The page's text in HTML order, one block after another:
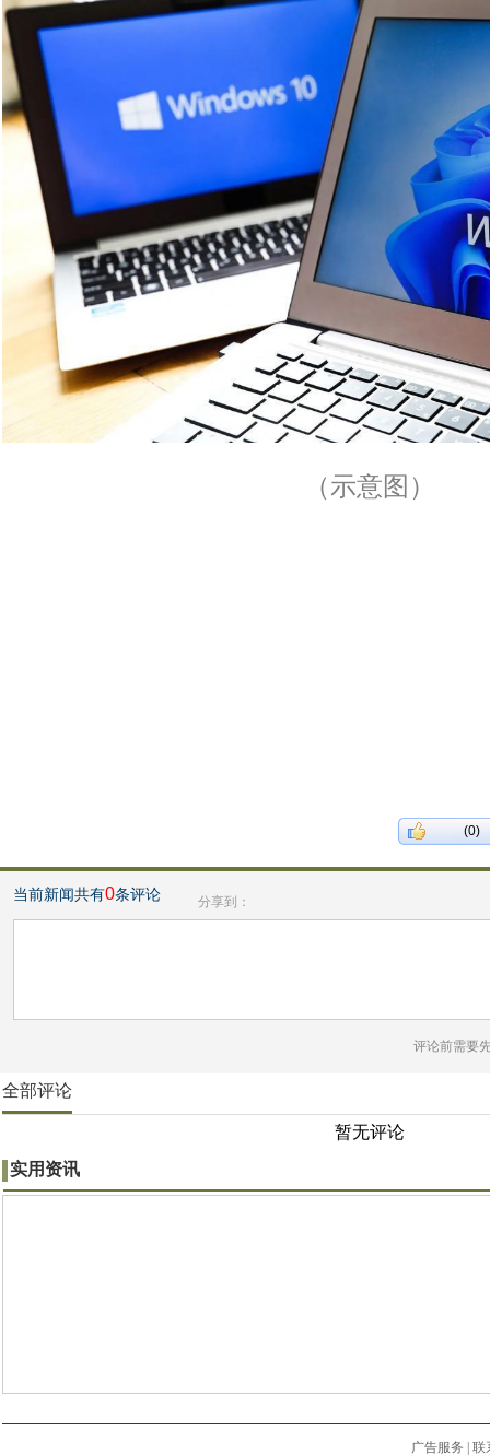
（示意图）
(0)
当前新闻共有0条评论 分享到：
评论前需要
全部评论
暂无评论
实用资讯
广告服务 联